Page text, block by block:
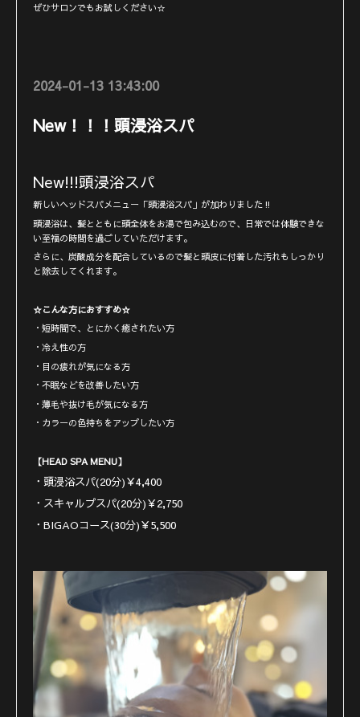
ぜひサロンでもお試しください☆
2024-01-13 13:43:00
New！！！頭浸浴スパ
New!!!頭浸浴スパ
新しいヘッドスパメニュー「頭浸浴スパ」が加わりました‼︎
頭浸浴は、髪とともに頭全体をお湯で包み込むので、日常では体験できな
い至福の時間を過ごしていただけます。
さらに、炭酸成分を配合しているので髪と頭皮に付着した汚れもしっかり
と除去してくれます。
☆こんな方におすすめ☆
・短時間で、とにかく癒されたい方
・冷え性の方
・目の疲れが気になる方
・不眠などを改善したい方
・薄毛や抜け毛が気になる方
・カラーの色持ちをアップしたい方
【HEAD SPA MENU】
・頭浸浴スパ(20分)￥4,400
・スキャルプスパ(20分)￥2,750
・BIGAOコース(30分)￥5,500